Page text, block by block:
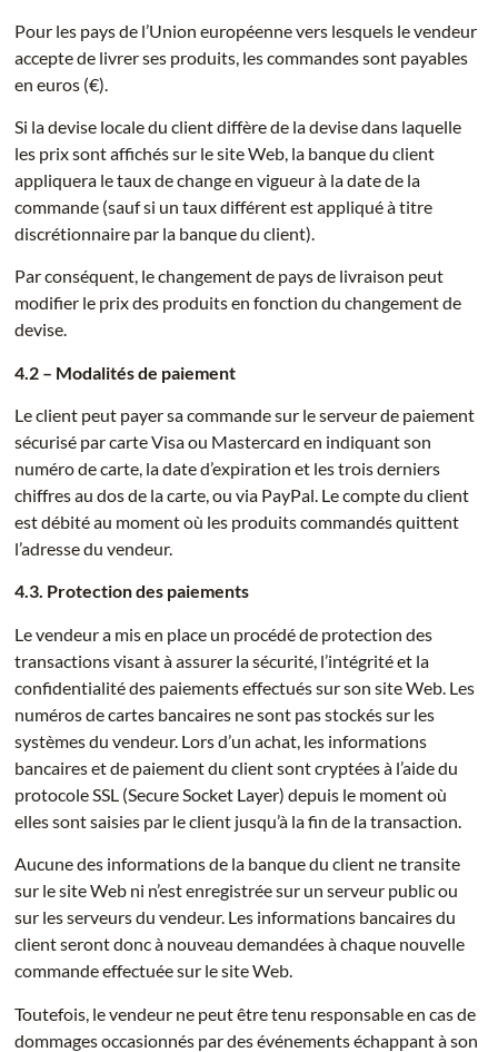
Pour les pays de l’Union européenne vers lesquels le vendeur
accepte de livrer ses produits, les commandes sont payables
en euros (€).
Si la devise locale du client diffère de la devise dans laquelle
les prix sont affichés sur le site Web, la banque du client
appliquera le taux de change en vigueur à la date de la
commande (sauf si un taux différent est appliqué à titre
discrétionnaire par la banque du client).
Par conséquent, le changement de pays de livraison peut
modifier le prix des produits en fonction du changement de
devise.
4.2 – Modalités de paiement
Le client peut payer sa commande sur le serveur de paiement
sécurisé par carte Visa ou Mastercard en indiquant son
numéro de carte, la date d’expiration et les trois derniers
chiffres au dos de la carte, ou via PayPal. Le compte du client
est débité au moment où les produits commandés quittent
l’adresse du vendeur.
4.3. Protection des paiements
Le vendeur a mis en place un procédé de protection des
transactions visant à assurer la sécurité, l’intégrité et la
confidentialité des paiements effectués sur son site Web. Les
numéros de cartes bancaires ne sont pas stockés sur les
systèmes du vendeur. Lors d’un achat, les informations
bancaires et de paiement du client sont cryptées à l’aide du
protocole SSL (Secure Socket Layer) depuis le moment où
elles sont saisies par le client jusqu’à la fin de la transaction.
Aucune des informations de la banque du client ne transite
sur le site Web ni n’est enregistrée sur un serveur public ou
sur les serveurs du vendeur. Les informations bancaires du
client seront donc à nouveau demandées à chaque nouvelle
commande effectuée sur le site Web.
Toutefois, le vendeur ne peut être tenu responsable en cas de
dommages occasionnés par des événements échappant à son